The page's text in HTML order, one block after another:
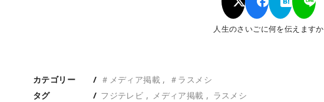
人生のさいごに何を伝えますか
カテゴリー ＃メディア掲載
＃ラスメシ
タグ
フジテレビ メディア掲載 ラスメシ